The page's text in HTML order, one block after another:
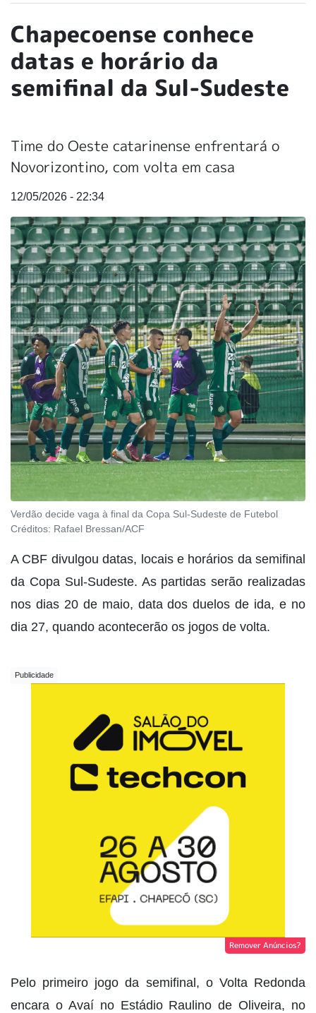
Chapecoense conhece
datas e horário da
semifinal da Sul-Sudeste
Time do Oeste catarinense enfrentará o
Novorizontino, com volta em casa
12/05/2026 - 22:34
Verdão decide vaga à final da Copa Sul-Sudeste de Futebol
Créditos: Rafael Bressan/ACF
A CBF divulgou datas, locais e horários da semifinal
da Copa Sul-Sudeste. As partidas serão realizadas
nos dias 20 de maio, data dos duelos de ida, e no
dia 27, quando acontecerão os jogos de volta.
Remover Anúncios?
Pelo primeiro jogo da semifinal, o Volta Redonda
encara o Avaí no Estádio Raulino de Oliveira, no